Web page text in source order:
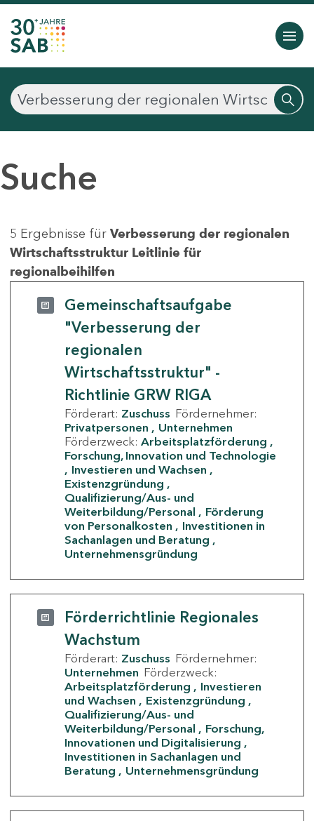
Suche
5 Ergebnisse für Verbesserung der regionalen
Wirtschaftsstruktur Leitlinie für
regionalbeihilfen
Gemeinschaftsaufgabe
"Verbesserung der
regionalen
Wirtschaftsstruktur" -
Richtlinie GRW RIGA
Förderart: Zuschuss Fördernehmer:
Privatpersonen
Unternehmen
Förderzweck: Arbeitsplatzförderung
Forschung, Innovation und Technologie
Investieren und Wachsen
Existenzgründung
Qualifizierung/Aus- und
Weiterbildung/Personal
Förderung
von Personalkosten
Investitionen in
Sachanlagen und Beratung
Unternehmensgründung
Förderrichtlinie Regionales
Wachstum
Förderart: Zuschuss Fördernehmer:
Unternehmen Förderzweck:
Arbeitsplatzförderung
Investieren
und Wachsen
Existenzgründung
Qualifizierung/Aus- und
Weiterbildung/Personal
Forschung,
Innovationen und Digitalisierung
Investitionen in Sachanlagen und
Beratung
Unternehmensgründung